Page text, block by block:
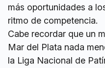
más oportunidades a
ritmo de competencia.
Cabe recordar que un
Mar del Plata nada
la Liga Nacional de